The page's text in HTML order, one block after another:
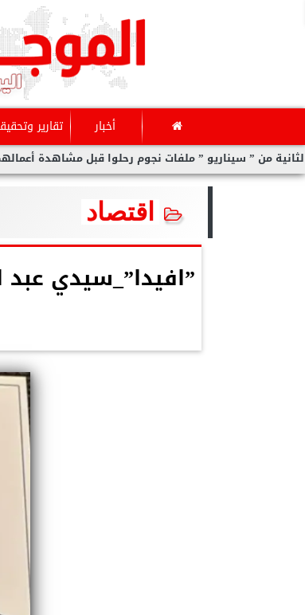
أخبار تقارير
” ملفات نجوم رحلوا قبل مشاهدة أعمالهم الأخيرة
اقتصاد
”افيدا”_سيدي